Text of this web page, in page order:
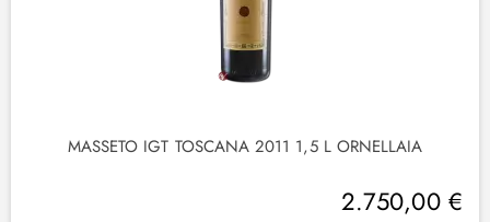
MASSETO IGT TOSCANA 2011 1,5 L ORNELLAIA
2.750,00 €